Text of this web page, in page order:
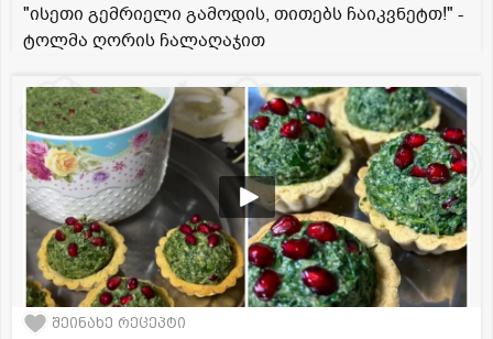
"ისეთი გემრიელი გამოდის, თითებს ჩაიკვნეტთ!" -
ტოლმა ღორის ჩალაღაჯით
შეინახე რეცეპტი